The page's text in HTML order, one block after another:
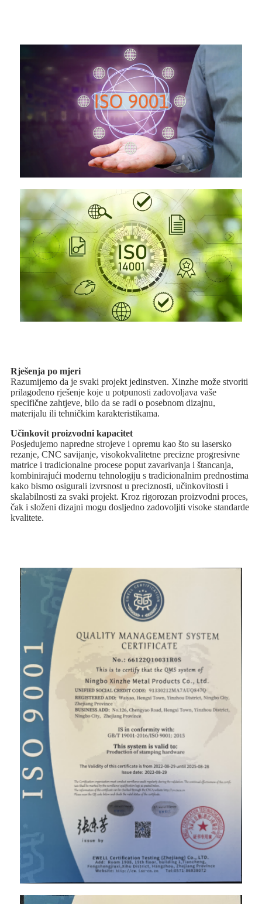
Rješenja po mjeri
Razumijemo da je svaki projekt jedinstven. Xinzhe može stvoriti
prilagođeno rješenje koje u potpunosti zadovoljava vaše
specifične zahtjeve, bilo da se radi o posebnom dizajnu,
materijalu ili tehničkim karakteristikama.
Učinkovit proizvodni kapacitet
Posjedujemo napredne strojeve i opremu kao što su lasersko
rezanje, CNC savijanje, visokokvalitetne precizne progresivne
matrice i tradicionalne procese poput zavarivanja i štancanja,
kombinirajući modernu tehnologiju s tradicionalnim prednostima
kako bismo osigurali izvrsnost u preciznosti, učinkovitosti i
skalabilnosti za svaki projekt. Kroz rigorozan proizvodni proces,
čak i složeni dizajni mogu dosljedno zadovoljiti visoke standarde
kvalitete.